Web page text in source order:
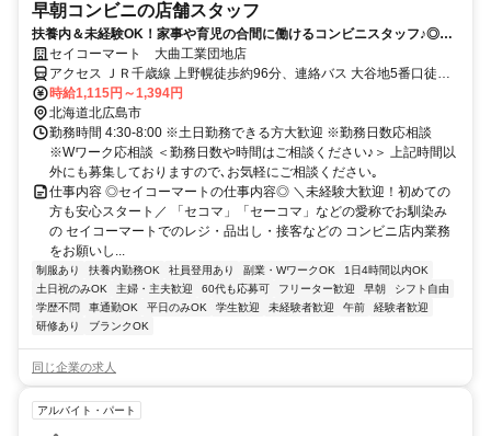
早朝コンビニの店舗スタッフ
扶養内＆未経験OK！家事や育児の合間に働けるコンビニスタッフ♪◎週
1日～OK
セイコーマート 大曲工業団地店
アクセス ＪＲ千歳線 上野幌徒歩約96分、連絡バス 大谷地5番口徒歩
約114分、札幌市営東西線 大谷地5番口徒歩約114分
時給1,115円～1,394円
北海道北広島市
勤務時間 4:30-8:00 ※土日勤務できる方大歓迎 ※勤務日数応相談
※Wワーク応相談 ＜勤務日数や時間はご相談ください♪＞ 上記時間以
外にも募集しておりますので､お気軽にご相談ください｡
仕事内容 ◎セイコーマートの仕事内容◎ ＼未経験大歓迎！初めての
方も安心スタート／ 「セコマ」「セーコマ」などの愛称でお馴染み
の セイコーマートでのレジ・品出し・接客などの コンビニ店内業務
をお願いし...
制服あり 扶養内勤務OK 社員登用あり 副業・WワークOK
1日4時間以内OK
土日祝のみOK
主婦・主夫歓迎 60代も応募可 フリーター歓迎 早朝
シフト自由
学歴不問
車通勤OK 平日のみOK 学生歓迎 未経験者歓迎 午前
経験者歓迎
研修あり
ブランクOK
同じ企業の求人
アルバイト・パート